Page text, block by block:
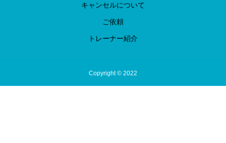
キャンセルについて
ご依頼
トレーナー紹介
Copyright © 2022